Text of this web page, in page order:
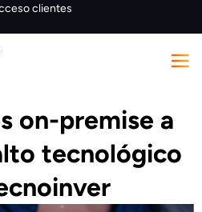
clientes
on-premise a
tecnológico